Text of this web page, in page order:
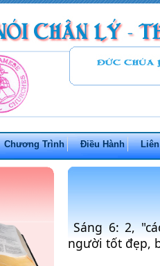
Chương Trình Điều Hành
Sáng 6: 2, "các con trai của Đức Chúa Trời thấy con gái loài
người tốt đẹp,